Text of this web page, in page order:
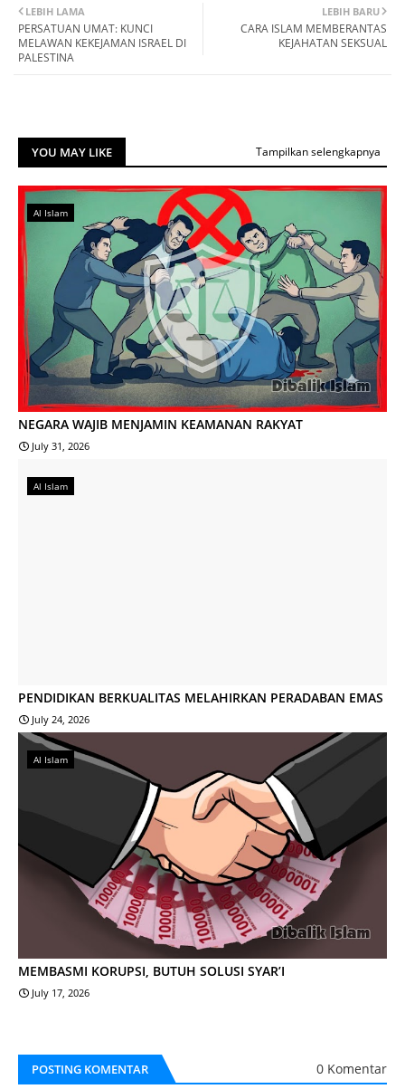
LEBIH BARU
CARA ISLAM MEMBERANTAS
KEJAHATAN SEKSUAL
LEBIH LAMA
PERSATUAN UMAT: KUNCI
MELAWAN KEKEJAMAN ISRAEL DI
PALESTINA
YOU MAY LIKE Tampilkan selengkapnya
Al Islam
NEGARA WAJIB MENJAMIN KEAMANAN RAKYAT
July 31, 2026
Al Islam
PENDIDIKAN BERKUALITAS MELAHIRKAN PERADABAN EMAS
July 24, 2026
Al Islam
MEMBASMI KORUPSI, BUTUH SOLUSI SYAR’I
July 17, 2026
POSTING KOMENTAR 0 Komentar